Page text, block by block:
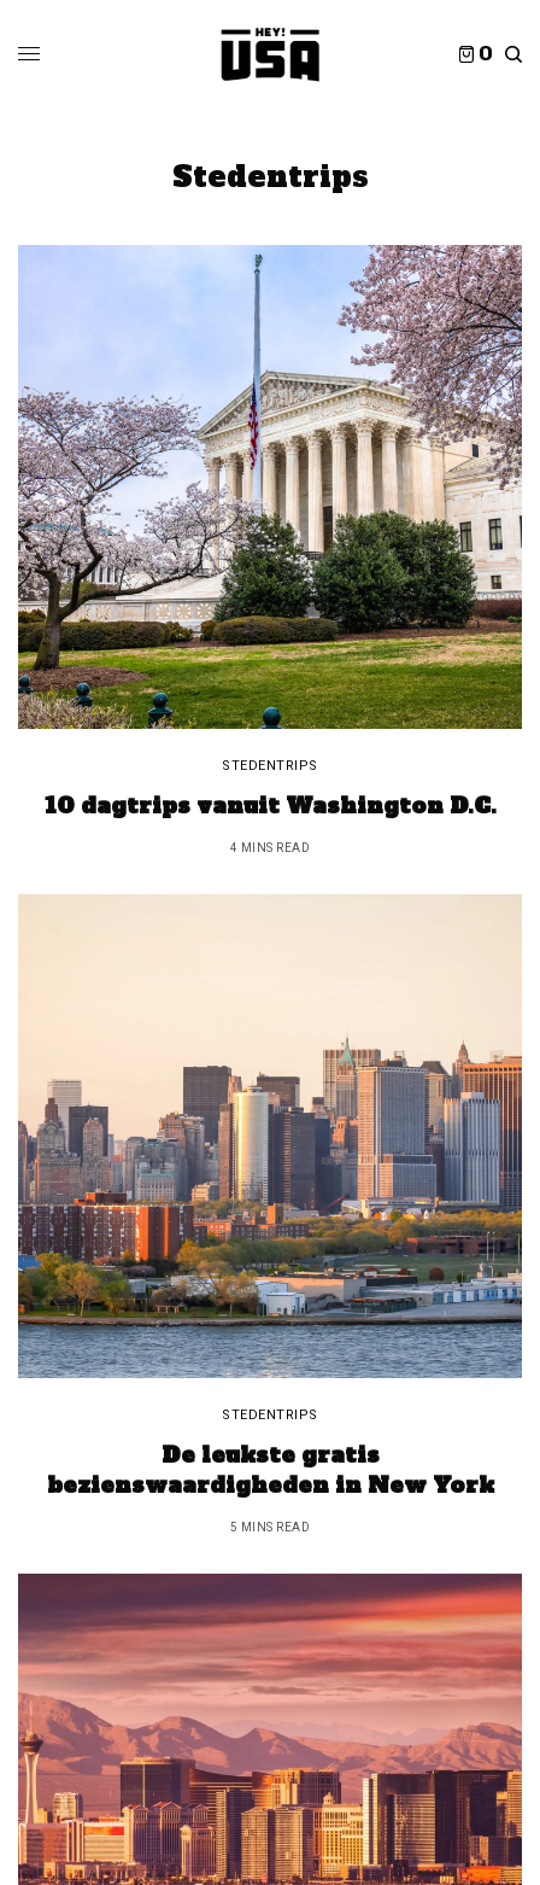
0
Stedentrips
STEDENTRIPS
10 dagtrips vanuit Washington D.C.
4 MINS READ
STEDENTRIPS
De leukste gratis
bezienswaardigheden in New York
5 MINS READ